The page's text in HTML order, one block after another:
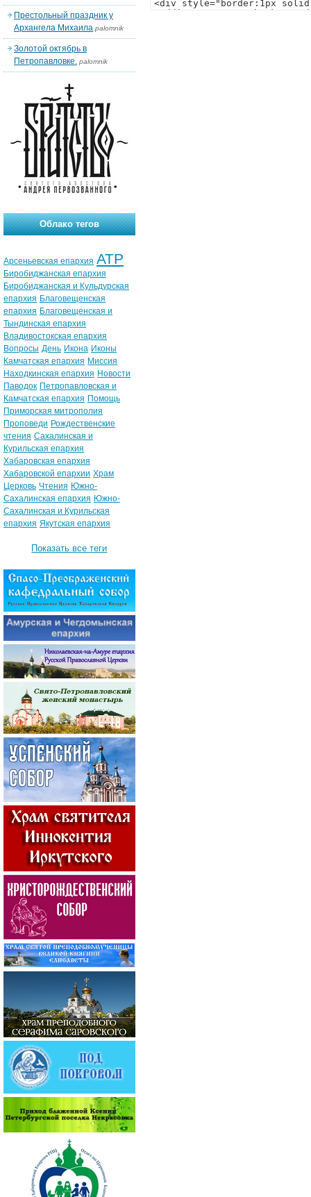
Престольный праздник у
Архангела Михаила palomnik
Золотой октябрь в
Петропавловке. palomnik
Облако тегов
Арсеньевская епархия АТР
Биробиджанская епархия
Биробиджанская и Кульдурская
епархия Благовещенская
епархия Благовещенская и
Тындинская епархия
Владивостокская епархия
Вопросы День Икона Иконы
Камчатская епархия Миссия
Находкинская епархия Новости
Паводок Петропавловская и
Камчатская епархия Помощь
Приморская митрополия
Проповеди Рождественские
чтения Сахалинская и
Курильская епархия
Хабаровская епархия
Хабаровской епархии Храм
Церковь Чтения Южно-
Сахалинская епархия Южно-
Сахалинская и Курильская
епархия Якутская епархия
Показать все теги